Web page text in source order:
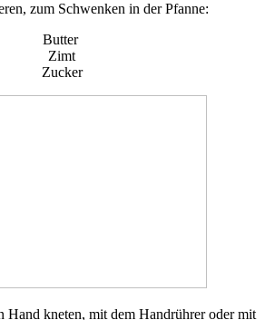
zum Schwenken in der Pfanne:
Butter
Zimt
Zucker
Hand kneten, mit dem Handrührer oder mit